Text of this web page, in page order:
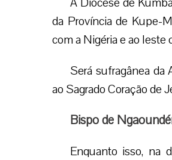
da Província de Kupe-
com a Nigéria e ao
Será sufragânea da
ao Sagrado Coração de
Bispo de
Enquanto isso, na